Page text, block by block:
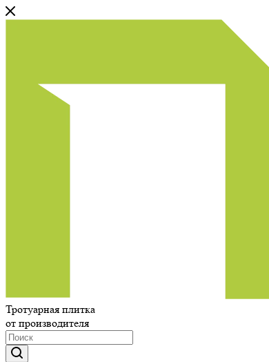
Тротуарная плитка
от производителя